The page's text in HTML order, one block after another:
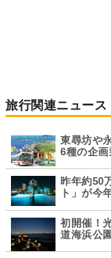
旅行関連ニュース
東尋坊や
6種の企
昨年約50
ト」が今
初開催！
道海浜公園